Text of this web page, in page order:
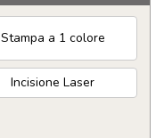
Stampa a 1 colore
Incisione Laser